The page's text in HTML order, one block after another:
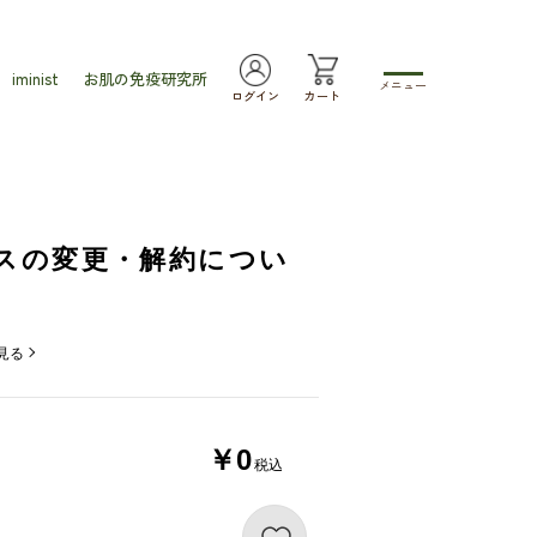
iminist お肌の免疫研究所
ログイン カート
メニュー
の変更・解約につい
る
￥0税込